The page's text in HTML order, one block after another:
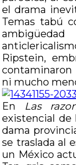
el drama
Temas tabú
Ripstein,
ni mucho
En Las
existencial de
dama
se traslada al
un México